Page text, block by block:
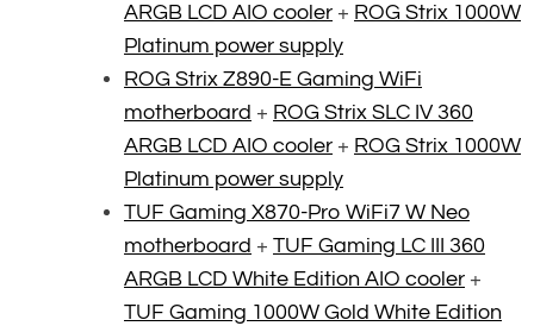
ARGB LCD AIO cooler + ROG Strix 1000W
Platinum power supply
ROG Strix Z890-E Gaming WiFi
motherboard + ROG Strix SLC IV 360
ARGB LCD AIO cooler + ROG Strix 1000W
Platinum power supply
TUF Gaming X870-Pro WiFi7 W Neo
motherboard + TUF Gaming LC III 360
ARGB LCD White Edition AIO cooler +
TUF Gaming 1000W Gold White Edition